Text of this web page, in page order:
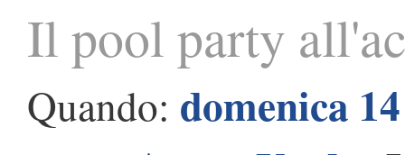
Il pool party
Quando: domenica